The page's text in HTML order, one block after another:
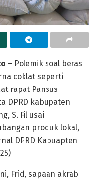
– Polemik soal beras
coklat seperti
rapat Pansus
DPRD kabupaten
S. Fil usai
produk lokal,
DPRD Kabuapten
Frid, sapaan akrab